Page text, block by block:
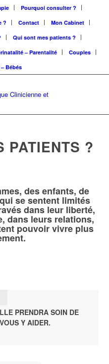
Pourquoi consulter ?
? Contact
Mon Cabinet
Qui sont mes patients ?
– Parentalité
Couples
Bébés
PATIENTS ?
des enfants, de
se sentent limités
dans leur liberté,
dans leurs relations,
pouvoir vivre plus
PRENDRA SOIN DE
Y AIDER.